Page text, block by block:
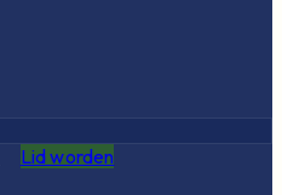
Lid worden